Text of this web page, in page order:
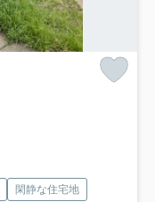
閑静な住宅地